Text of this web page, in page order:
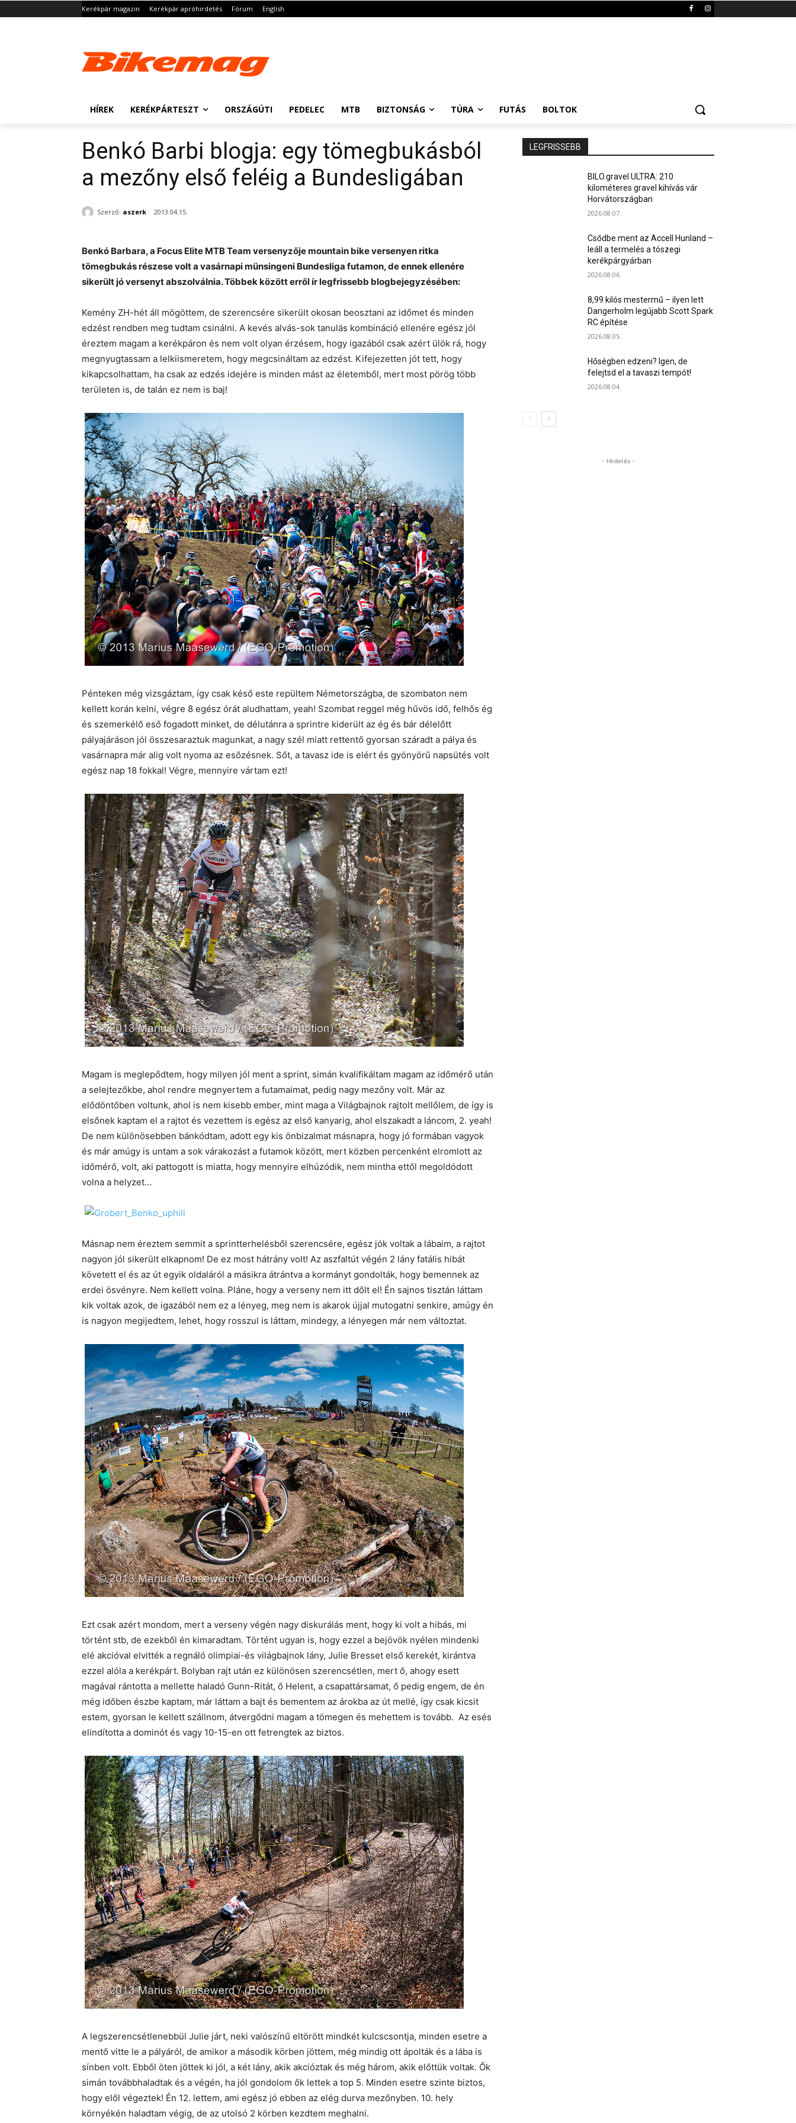
Kerékpár magazin Kerékpár apróhirdetés Fórum English
HÍREK KERÉKPÁRTESZT ORSZÁGÚTI PEDELEC MTB BIZTONSÁG TÚRA FUTÁS BOLTOK
Benkó Barbi blogja: egy tömegbukásból
a mezőny első feléig a Bundesligában
Szerző: aszerk 2013.04.15.
Benkó Barbara, a Focus Elite MTB Team versenyzője mountain bike versenyen ritka
tömegbukás részese volt a vasárnapi münsingeni Bundesliga futamon, de ennek ellenére
sikerült jó versenyt abszolválnia. Többek között erről ír legfrissebb blogbejegyzésében:
Kemény ZH-hét áll mögöttem, de szerencsére sikerült okosan beosztani az időmet és minden
edzést rendben meg tudtam csinálni. A kevés alvás-sok tanulás kombináció ellenére egész jól
éreztem magam a kerékpáron és nem volt olyan érzésem, hogy igazából csak azért ülök rá, hogy
megnyugtassam a lelkiismeretem, hogy megcsináltam az edzést. Kifejezetten jót tett, hogy
kikapcsolhattam, ha csak az edzés idejére is minden mást az életemből, mert most pörög több
területen is, de talán ez nem is baj!
Pénteken még vizsgáztam, így csak késő este repültem Németországba, de szombaton nem
kellett korán kelni, végre 8 egész órát aludhattam, yeah! Szombat reggel még hűvös idő, felhős ég
és szemerkélő eső fogadott minket, de délutánra a sprintre kiderült az ég és bár délelőtt
pályajáráson jól összesaraztuk magunkat, a nagy szél miatt rettentő gyorsan száradt a pálya és
vasárnapra már alig volt nyoma az esőzésnek. Sőt, a tavasz ide is elért és gyönyörű napsütés volt
egész nap 18 fokkal! Végre, mennyire vártam ezt!
Magam is meglepődtem, hogy milyen jól ment a sprint, simán kvalifikáltam magam az időmérő után
a selejtezőkbe, ahol rendre megnyertem a futamaimat, pedig nagy mezőny volt. Már az
elődöntőben voltunk, ahol is nem kisebb ember, mint maga a Világbajnok rajtolt mellőlem, de így is
elsőnek kaptam el a rajtot és vezettem is egész az első kanyarig, ahol elszakadt a láncom, 2. yeah!
De nem különösebben bánkódtam, adott egy kis önbizalmat másnapra, hogy jó formában vagyok
és már amúgy is untam a sok várakozást a futamok között, mert közben percenként elromlott az
időmérő, volt, aki pattogott is miatta, hogy mennyire elhúzódik, nem mintha ettől megoldódott
volna a helyzet…
Másnap nem éreztem semmit a sprintterhelésből szerencsére, egész jók voltak a lábaim, a rajtot
nagyon jól sikerült elkapnom! De ez most hátrány volt! Az aszfaltút végén 2 lány fatális hibát
követett el és az út egyik oldaláról a másikra átrántva a kormányt gondolták, hogy bemennek az
erdei ösvényre. Nem kellett volna. Pláne, hogy a verseny nem itt dőlt el! Én sajnos tisztán láttam
kik voltak azok, de igazából nem ez a lényeg, meg nem is akarok újjal mutogatni senkire, amúgy én
is nagyon megijedtem, lehet, hogy rosszul is láttam, mindegy, a lényegen már nem változtat.
Ezt csak azért mondom, mert a verseny végén nagy diskurálás ment, hogy ki volt a hibás, mi
történt stb, de ezekből én kimaradtam. Történt ugyan is, hogy ezzel a bejövök nyélen mindenki
elé akcióval elvitték a regnáló olimpiai-és világbajnok lány, Julie Bresset első kerekét, kirántva
ezzel alóla a kerékpárt. Bolyban rajt után ez különösen szerencsétlen, mert ő, ahogy esett
magával rántotta a mellette haladó Gunn-Ritát, ő Helent, a csapattársamat, ő pedig engem, de én
még időben észbe kaptam, már láttam a bajt és bementem az árokba az út mellé, így csak kicsit
estem, gyorsan le kellett szállnom, átvergődni magam a tömegen és mehettem is tovább. Az esés
elindította a dominót és vagy 10-15-en ott fetrengtek az biztos.
A legszerencsétlenebbül Julie járt, neki valószínű eltörött mindkét kulcscsontja, minden esetre a
mentő vitte le a pályáról, de amikor a második körben jöttem, még mindig ott ápolták és a lába is
sínben volt. Ebből öten jöttek ki jól, a két lány, akik akcióztak és még három, akik előttük voltak. Ők
simán továbbhaladtak és a végén, ha jól gondolom ők lettek a top 5. Minden esetre szinte biztos,
hogy elől végeztek! Én 12. lettem, ami egész jó ebben az elég durva mezőnyben. 10. hely
környékén haladtam végig, de az utolsó 2 körben kezdtem meghalni.
LEGFRISSEBB
BILO.gravel ULTRA: 210
kilométeres gravel kihívás vár
Horvátországban
2026.08.07.
Csődbe ment az Accell Hunland –
leáll a termelés a tószegi
kerékpárgyárban
2026.08.06.
8,99 kilós mestermű – ilyen lett
Dangerholm legújabb Scott Spark
RC építése
2026.08.05.
Hőségben edzeni? Igen, de
felejtsd el a tavaszi tempót!
2026.08.04.
- Hirdetés -